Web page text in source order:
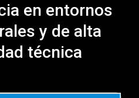
en entornos
y de alta
técnica